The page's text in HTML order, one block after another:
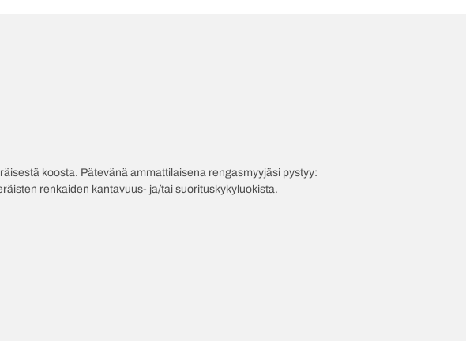
koosta. Pätevänä ammattilaisena rengasmyyjäsi pystyy:
renkaiden kantavuus- ja/tai suorituskykyluokista.